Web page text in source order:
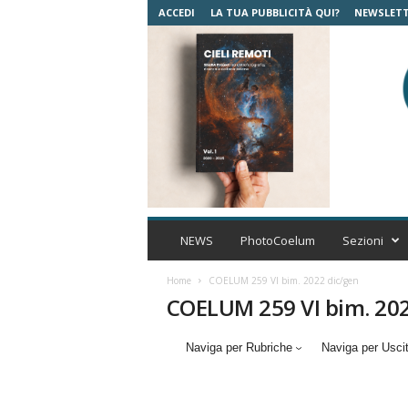
ACCEDI LA TUA PUBBLICITÀ QUI?
C
m
s
NEWS PhotoCoelum Sezioni
Home COELUM 259 VI bim. 2022 dic/gen
COELUM 259 VI bim.
Naviga per Rubriche Naviga per